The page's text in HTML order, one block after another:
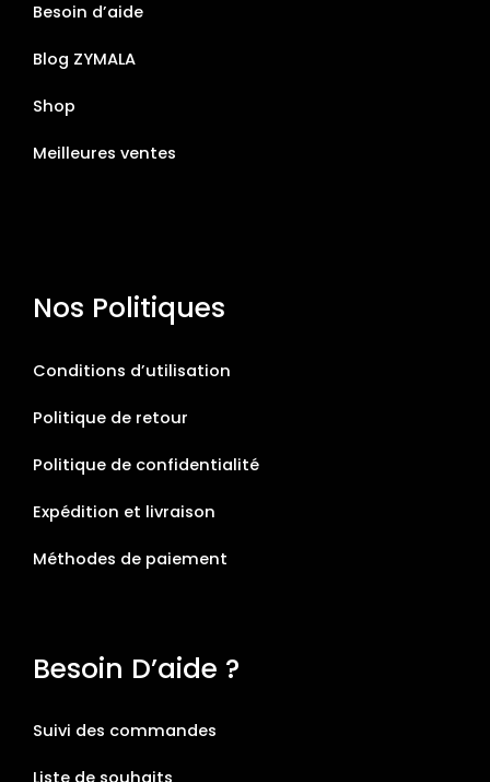
Besoin d’aide
Blog ZYMALA
Shop
Meilleures ventes
Nos Politiques
Conditions d’utilisation
Politique de retour
Politique de confidentialité
Expédition et livraison
Méthodes de paiement
Besoin D’aide ?
Suivi des commandes